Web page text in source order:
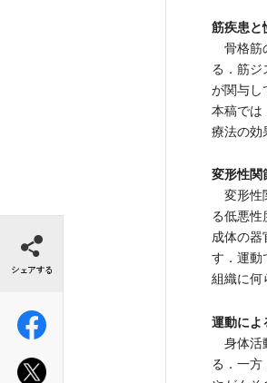
筋疾患
骨格筋
る．筋ジ
が関与し
本稿では
療法の効
変形性
変形性
る低悪性
成体の器
す．運動
組織に何
運動に
身体活
る．一方